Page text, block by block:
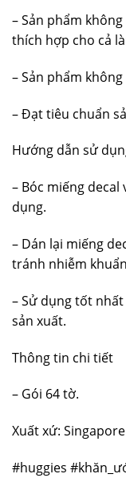
– Sản phẩm
thích hợp cho cả
– Sản phẩm
– Đạt tiêu chuẩn
Hướng dẫn sử
– Bóc miếng
dụng.
– Dán lại miếng
tránh nhiễm
– Sử dụng tốt
sản xuất.
Thông tin chi tiết
– Gói 64 tờ.
Xuất xứ: Singapore
#huggies